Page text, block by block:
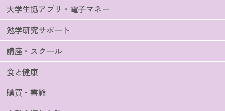
大学生協アプリ・電子マネー
勉学研究サポート
講座・スクール
食と健康
購買・書籍